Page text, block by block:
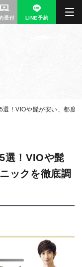
受付 LINE予約
！VIOや髭が安い、都度
選！VIOや髭
ックを徹底調